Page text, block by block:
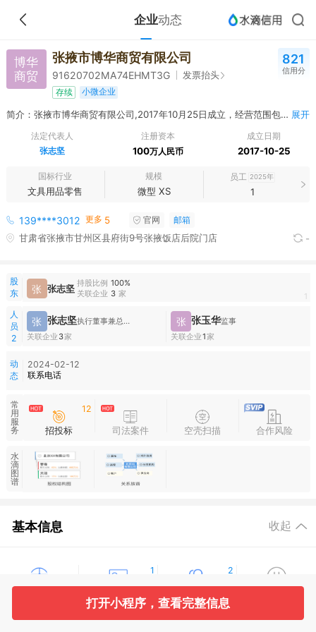
企业动态
博华
商贸
张掖市博华商贸有限公司
91620702MA74EHMT3G 发票抬头
存续 小微企业
821
信用分
简介：张掖市博华商贸有限公司,2017年10月25日成立，经营范围包括办公用品、文化办公用品、日用百货、针纺织品、服装鞋帽、服装服饰、装饰品、工艺礼品玉器、玩具、花木、保健用品、文体用品、电脑软硬件及配件、包装材料、纸制品、纸张、化妆品、家具、装潢材料、化工原料及产品、印刷机械、卫生洁具、陶瓷制品、皮革制品、橡塑制品、压缩机及配件、制冷设备、轴承、管道配件、阀门、金属材料、电线电缆、电动工具、机电设备、仪器仪表、健身器材、照相器材、电讯器材、通讯器材、音响器材、音响设备、电子产品、五金交电批发及零售。【依法须经批准的项目，经相关部门批准后方可开展经营活动】* 展开
法定代表人
张志坚
注册资本
100万人民币
成立日期
2017-10-25
国标行业
文具用品零售
规模
微型 XS
员工 2025年
1
139****3012 更多 5 官网 邮箱
甘肃省张掖市甘州区县府街9号张掖饭店后院门店 -
股
东
张 张志坚 持股比例 100%
关联企业 3 家 1
人
员
2
张 张志坚
执行董事兼总经理,财务负责人
关联企业 3家
张 张玉华监事
关联企业1家
动
态
2024-02-12
联系电话
常
用
服
务
12
招投标 司法案件 空壳扫描 合作风险
水
滴
图
谱
基本信息 收起
1
股东信息
2
主要人员
打开小程序，查看完整信息